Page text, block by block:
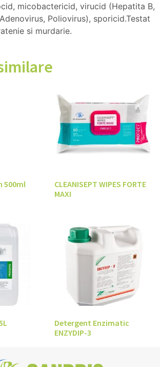
micobactericid, virucid (Hepatita B,
Poliovirus), sporicid.Testat
si murdarie.
500ml
CLEANISEPT WIPES FORTE
MAXI
Detergent Enzimatic
ENZYDIP-3